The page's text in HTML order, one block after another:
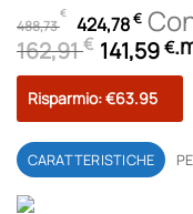
488,73
€ Il
prezzo
originale
era:
488,73 €.
424,78€Il
è:
162,91€ 141,59 €.
Risparmio: €63.95
CARATTERISTICHE